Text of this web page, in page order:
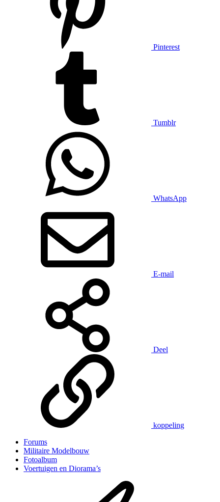
Pinterest
Tumblr
WhatsApp
E-mail
Deel
koppeling
Forums
Militaire Modelbouw
Fotoalbum
Voertuigen en Diorama’s